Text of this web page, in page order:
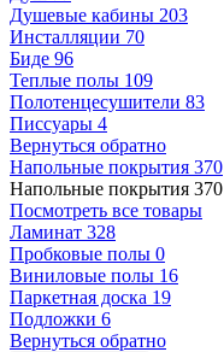
Душевые кабины 203
Инсталляции 70
Биде 96
Теплые полы 109
Полотенцесушители 83
Писсуары 4
Вернуться обратно
Напольные покрытия 370
Напольные покрытия 370
Посмотреть все товары
Ламинат 328
Пробковые полы 0
Виниловые полы 16
Паркетная доска 19
Подложки 6
Вернуться обратно